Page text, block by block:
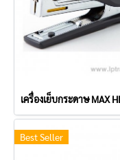
เครื่องเย็บกระดาษ MAX
Best Seller